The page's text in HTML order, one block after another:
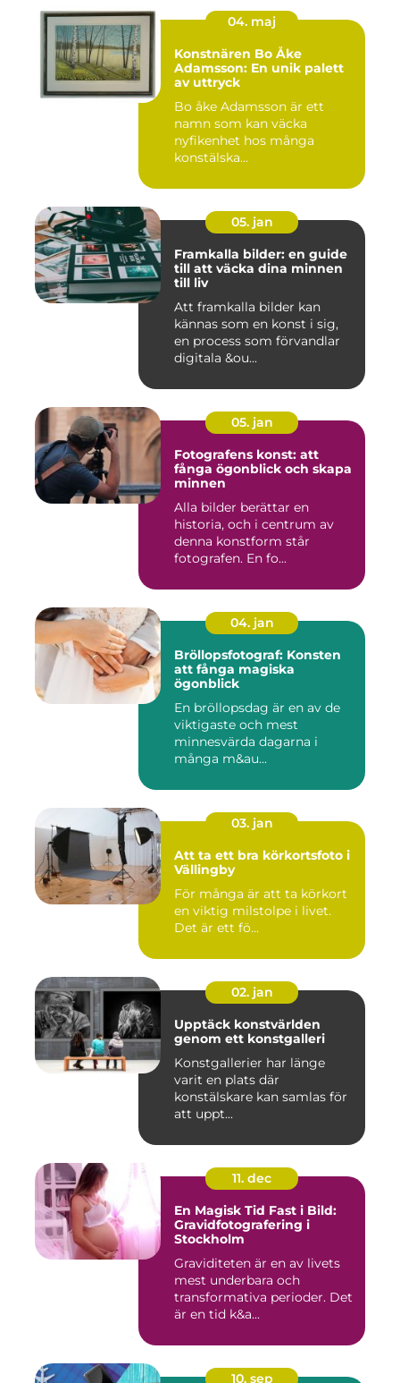
04. maj
Konstnären Bo Åke
Adamsson: En unik palett
av uttryck
Bo åke Adamsson är ett
namn som kan väcka
nyfikenhet hos många
konstälska...
05. jan
Framkalla bilder: en guide
till att väcka dina minnen
till liv
Att framkalla bilder kan
kännas som en konst i sig,
en process som förvandlar
digitala &ou...
05. jan
Fotografens konst: att
fånga ögonblick och skapa
minnen
Alla bilder berättar en
historia, och i centrum av
denna konstform står
fotografen. En fo...
04. jan
Bröllopsfotograf: Konsten
att fånga magiska
ögonblick
En bröllopsdag är en av de
viktigaste och mest
minnesvärda dagarna i
många m&au...
03. jan
Att ta ett bra körkortsfoto i
Vällingby
För många är att ta körkort
en viktig milstolpe i livet.
Det är ett fö...
02. jan
Upptäck konstvärlden
genom ett konstgalleri
Konstgallerier har länge
varit en plats där
konstälskare kan samlas för
att uppt...
11. dec
En Magisk Tid Fast i Bild:
Gravidfotografering i
Stockholm
Graviditeten är en av livets
mest underbara och
transformativa perioder. Det
är en tid k&a...
10. sep